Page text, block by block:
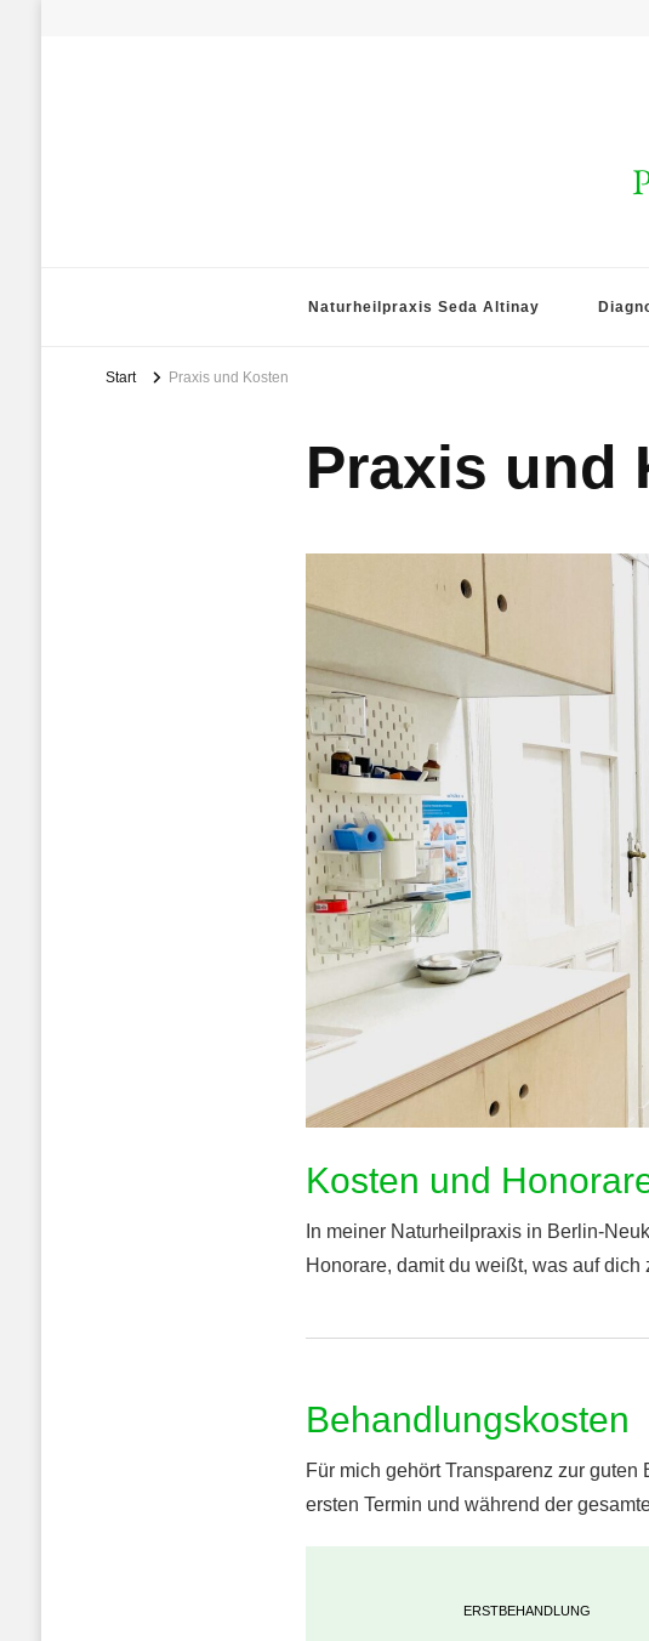
Naturheilpraxis Seda Altinay
Start Praxis und Kosten
Praxis und
Kosten und
In meiner Naturheilpraxis in Berlin-
Honorare, damit du weißt, was auf dich
Behandlungskosten
Für mich gehört Transparenz zur
ersten Termin und während der
ERSTBEHANDLUNG